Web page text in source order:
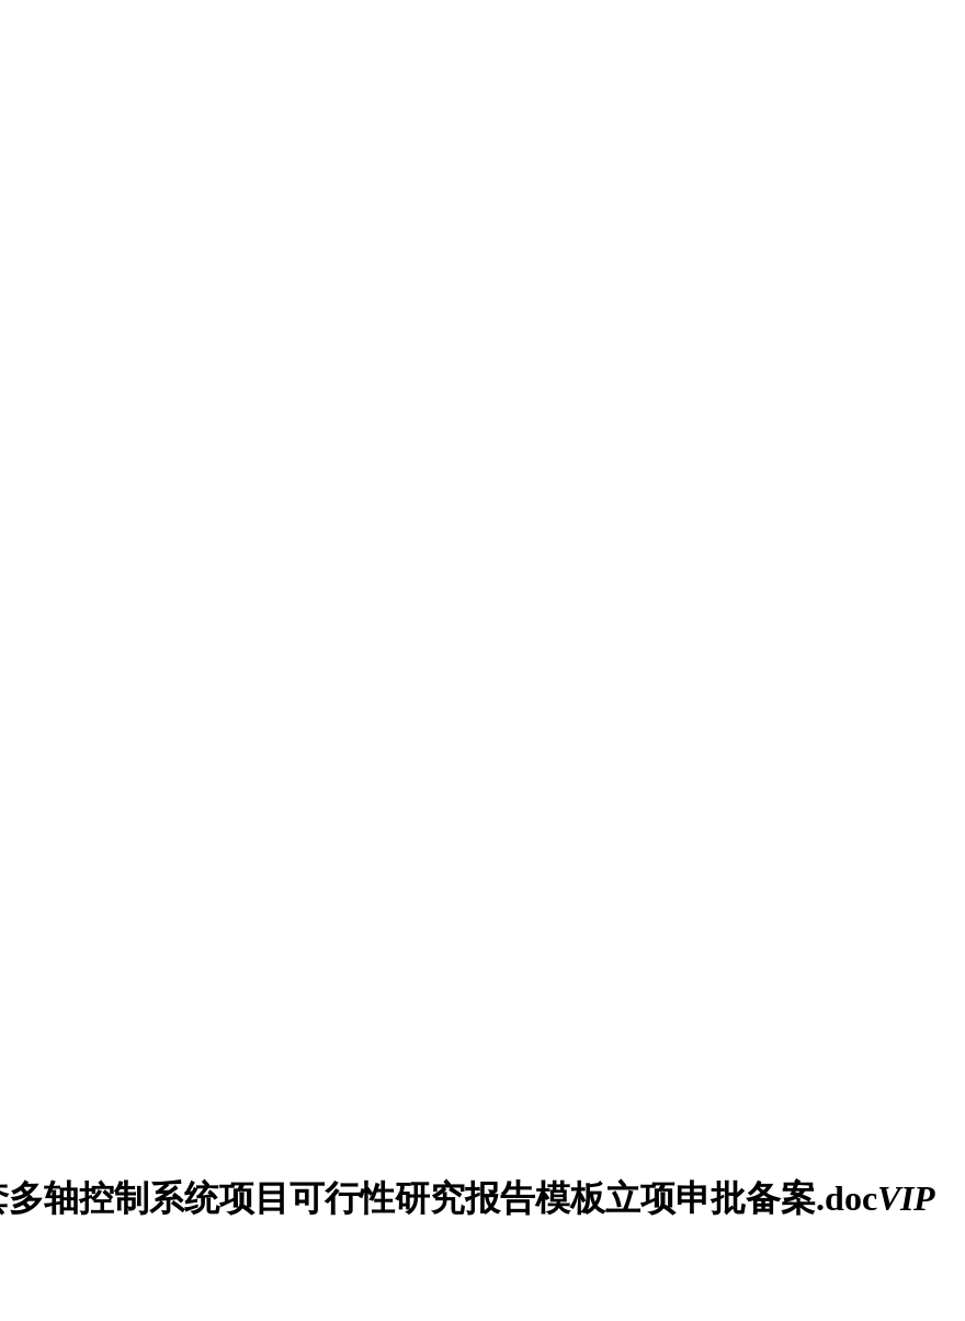
轴控制系统项目可行性研究报告模板立项申批备案.docVIP